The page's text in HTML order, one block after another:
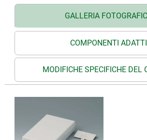
GALLERIA
COMPONENTI ADATTI
MODIFICHE SPECIFICHE DEL